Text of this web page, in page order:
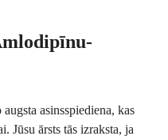
asinsspiediena, kas
Jūsu ārsts tās izraksta, ja